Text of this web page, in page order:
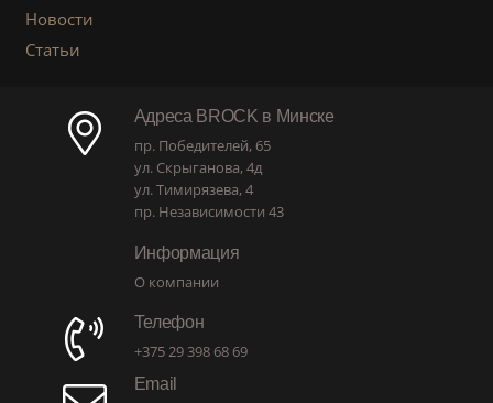
Новости
Статьи
Адреса BROCK в Минске
пр. Победителей, 65
ул. Скрыганова, 4д
ул. Тимирязева, 4
пр. Независимости 43
Информация
О компании
Телефон
+375 29 398 68 69
Email